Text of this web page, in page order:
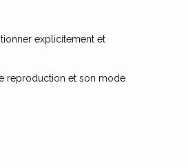
explicitement et
reproduction et son mode